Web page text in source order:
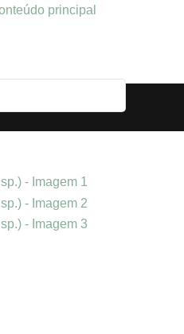
principal